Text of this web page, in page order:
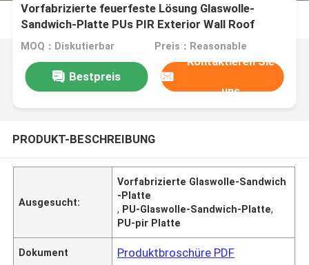
Vorfabrizierte feuerfeste Lösung Glaswolle-
Sandwich-Platte PUs PIR Exterior Wall Roof
Project
MOQ：Diskutierbar Preis：Reasonable
Bestpreis
Kontaktieren Sie
uns
PRODUKT-BESCHREIBUNG
Ausgesucht:
Vorfabrizierte Glaswolle-Sandwich
-Platte
, PU-Glaswolle-Sandwich-Platte,
PU-pir Platte
Dokument Produktbroschüre PDF